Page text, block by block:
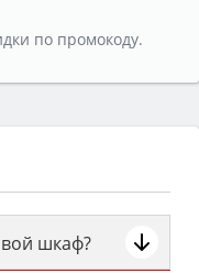
по промокоду.
шкаф?